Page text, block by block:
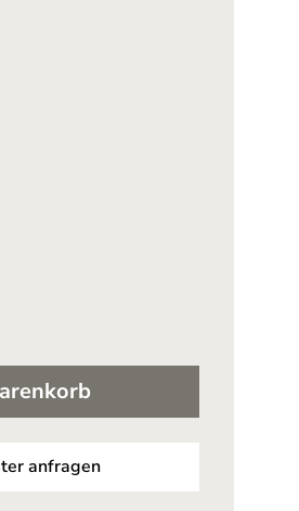
anfragen